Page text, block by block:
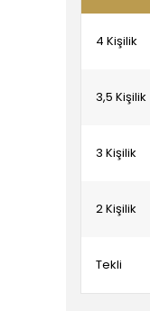
4 Kişilik
3,5 Kişilik
3 Kişilik
2 Kişilik
Tekli